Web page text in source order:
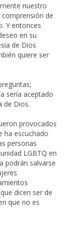
nuestro
de
Y entonces
en su
de Dios
quiere ser
sería aceptado
de Dios.
provocados
ha escuchado
personas
LGBTQ en
podrán salvarse
dicen ser de
que no es